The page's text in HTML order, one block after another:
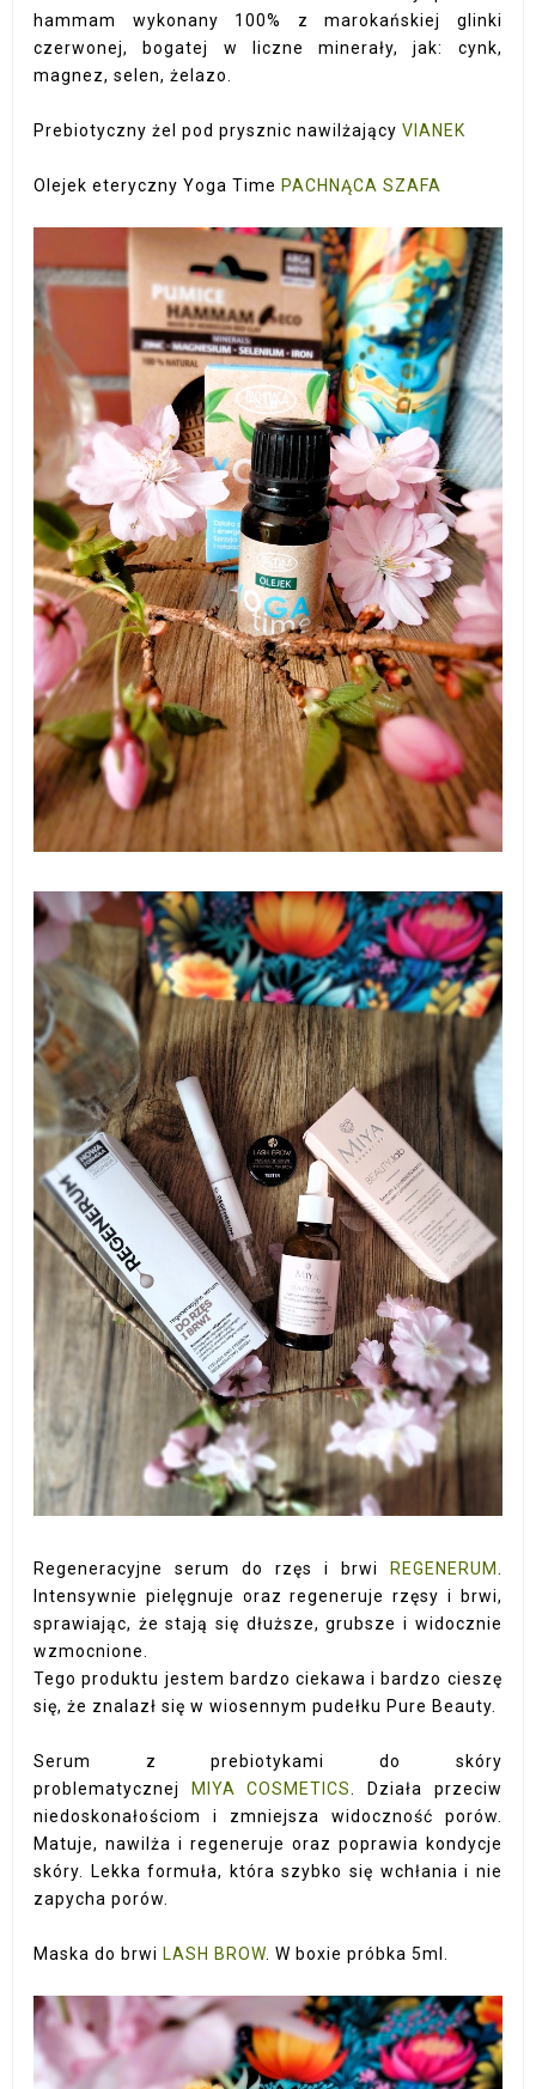
hammam wykonany 100% z marokańskiej glinki
czerwonej, bogatej w liczne minerały, jak: cynk,
magnez, selen, żelazo.
Prebiotyczny żel pod prysznic nawilżającyVIANEK
Olejek eteryczny Yoga Time PACHNĄCA SZAFA
Regeneracyjne serum do rzęs i brwi REGENERUM.
Intensywnie pielęgnuje oraz regeneruje rzęsy i brwi,
sprawiając, że stają się dłuższe, grubsze i widocznie
wzmocnione.
Tego produktu jestem bardzo ciekawa i bardzo cieszę
się, że znalazł się w wiosennym pudełku Pure Beauty.
Serum z prebiotykami do skóry
problematycznej
MIYA COSMETICS. Działa przeciw
niedoskonałościom i zmniejsza widoczność porów.
Matuje, nawilża i regeneruje oraz poprawia kondycje
skóry. Lekka formuła, która szybko się wchłania i nie
zapycha porów.
Maska do brwi LASH BROW. W boxie próbka 5ml.